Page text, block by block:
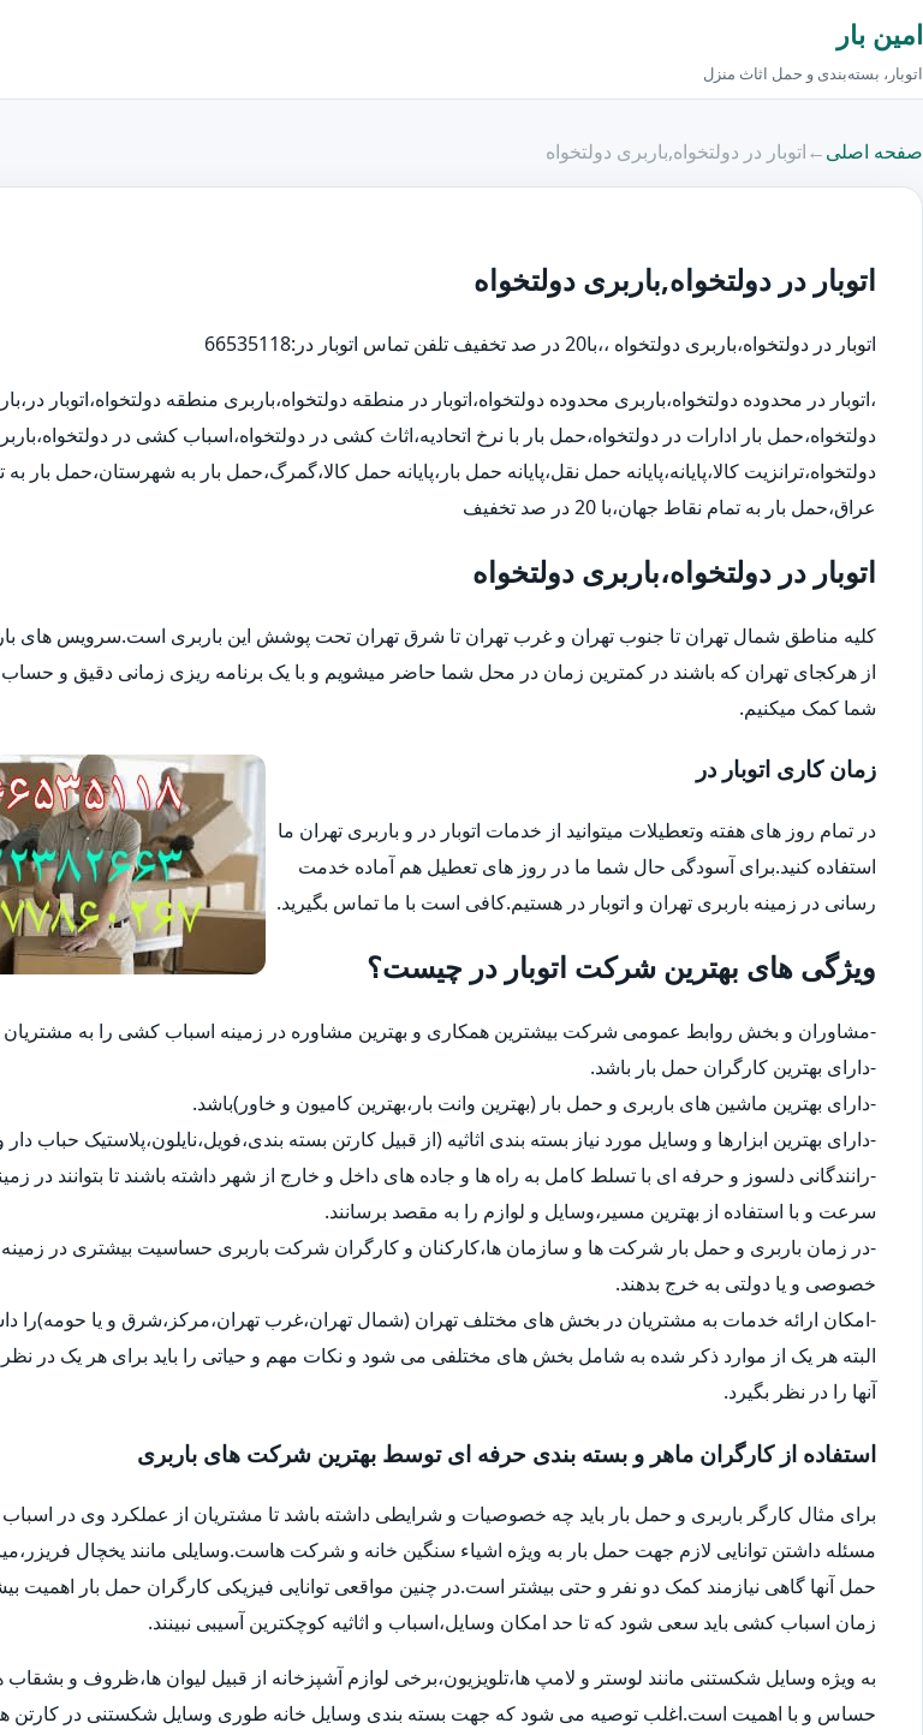
امین بار
اتوبار، بسته‌بندی و حمل اثاث منزل
صفحه اصلی←اتوبار در دولتخواه,باربری دولتخواه
اتوبار در دولتخواه,باربری دولتخواه
اتوبار در دولتخواه،باربری دولتخواه ،،با20 در صد تخفیف تلفن تماس اتوبار در:66535118
،اتوبار در محدوده دولتخواه،باربری محدوده دولتخواه،اتوبار در منطقه دولتخواه،باربری منطقه
دولتخواه،حمل بار ادارات در دولتخواه،حمل بار با نرخ اتحادیه،اثاث کشی در دولتخواه،اسباب کشی در
دولتخواه،ترانزیت کالا،پایانه،پایانه حمل نقل،پایانه حمل بار،پایانه حمل کالا،گمرگ،حمل بار به شهرستان،حمل
عراق،حمل بار به تمام نقاط جهان،با 20 در صد تخفیف
اتوبار در دولتخواه،باربری دولتخواه
کلیه مناطق شمال تهران تا جنوب تهران و غرب تهران تا شرق تهران تحت پوشش این باربری است.سرویس های
از هرکجای تهران که باشند در کمترین زمان در محل شما حاضر میشویم و با یک برنامه ریزی زمانی دقیق و
شما کمک میکنیم.
زمان کاری اتوبار در
در تمام روز های هفته وتعطیلات میتوانید از خدمات اتوبار در و باربری تهران ما
استفاده کنید.برای آسودگی حال شما ما در روز های تعطیل هم آماده خدمت
رسانی در زمینه باربری تهران و اتوبار در هستیم.کافی است با ما تماس بگیرید.
ویژگی های بهترین شرکت اتوبار در چیست؟
-مشاوران و بخش روابط عمومی شرکت بیشترین همکاری و بهترین مشاوره در زمینه اسباب کشی را به مشتریان
-دارای بهترین کارگران حمل بار باشد.
-دارای بهترین ماشین های باربری و حمل بار (بهترین وانت بار،بهترین کامیون و خاور)باشد.
-دارای بهترین ابزارها و وسایل مورد نیاز بسته بندی اثاثیه (از قبیل کارتن بسته بندی،فویل،نایلون،پلاستیک حباب دار
-رانندگانی دلسوز و حرفه ای با تسلط کامل به راه ها و جاده های داخل و خارج از شهر داشته باشند تا بتوانند در
سرعت و با استفاده از بهترین مسیر،وسایل و لوازم را به مقصد برسانند.
-در زمان باربری و حمل بار شرکت ها و سازمان ها،کارکنان و کارگران شرکت باربری حساسیت بیشتری در
خصوصی و یا دولتی به خرج بدهند.
-امکان ارائه خدمات به مشتریان در بخش های مختلف تهران (شمال تهران،غرب تهران،مرکز،شرق و یا حومه)را
البته هر یک از موارد ذکر شده به شامل بخش های مختلفی می شود و نکات مهم و حیاتی را باید برای هر یک
آنها را در نظر بگیرد.
استفاده از کارگران ماهر و بسته بندی حرفه ای توسط بهترین شرکت های باربری
برای مثال کارگر باربری و حمل بار باید چه خصوصیات و شرایطی داشته باشد تا مشتریان از عملکرد وی در
مسئله داشتن توانایی لازم جهت حمل بار به ویژه اشیاء سنگین خانه و شرکت هاست.وسایلی مانند یخچال
حمل آنها گاهی نیازمند کمک دو نفر و حتی بیشتر است.در چنین مواقعی توانایی فیزیکی کارگران حمل بار اهمیت
زمان اسباب کشی باید سعی شود که تا حد امکان وسایل،اسباب و اثاثیه کوچکترین آسیبی نبینند.
به ویژه وسایل شکستنی مانند لوستر و لامپ ها،تلویزیون،برخی لوازم آشپزخانه از قبیل لیوان ها،ظروف و
حساس و با اهمیت است.اغلب توصیه می شود که جهت بسته بندی وسایل خانه طوری وسایل شکستنی در کارتن